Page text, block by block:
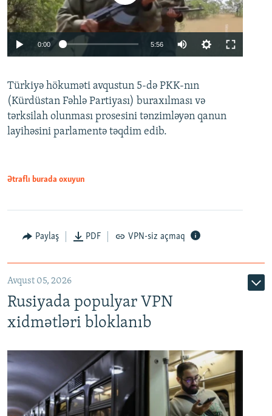
Auto 240p 360p 480p
720p 1080p
0:00 5:56
360p
480p
Türkiyə hökuməti avqustun 5-də PKK-nın
(Kürdüstan Fəhlə Partiyası) buraxılması və
tərksilah olunması prosesini tənzimləyən qanun
layihəsini parlamentə təqdim edib.
Ətraflı burada oxuyun
Paylaş PDF VPN-siz açmaq
Avqust 05, 2026
Rusiyada populyar VPN
xidmətləri bloklanıb